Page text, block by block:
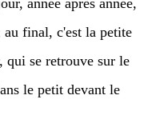
année après année,
au final, c'est la petite
qui se retrouve sur le
le petit devant le